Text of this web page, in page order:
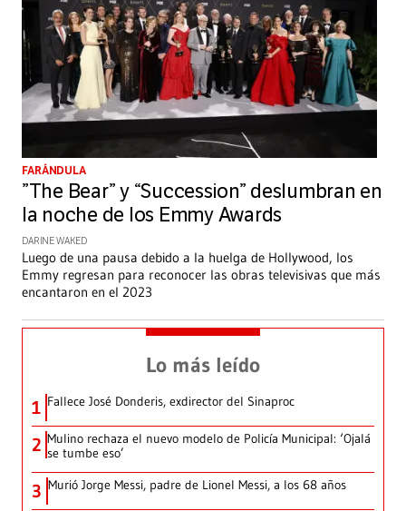
FARÁNDULA
”The Bear” y “Succession” deslumbran en
la noche de los Emmy Awards
DARINE WAKED
Luego de una pausa debido a la huelga de Hollywood, los
Emmy regresan para reconocer las obras televisivas que más
encantaron en el 2023
Lo más leído
1 Fallece José Donderis, exdirector del Sinaproc
2 Mulino rechaza el nuevo modelo de Policía Municipal: ‘Ojalá
se tumbe eso’
3 Murió Jorge Messi, padre de Lionel Messi, a los 68 años